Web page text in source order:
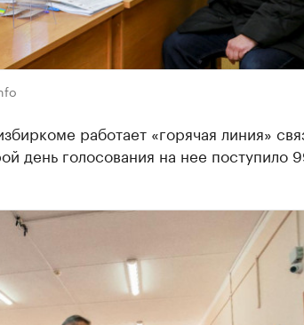
работает «горячая линия»
день голосования на нее поступило